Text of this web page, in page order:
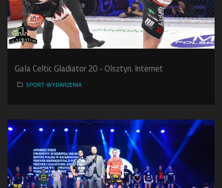
Gala Celtic Gladiator 20 - Olsztyn. Internet
SPORT-WYDARZENIA